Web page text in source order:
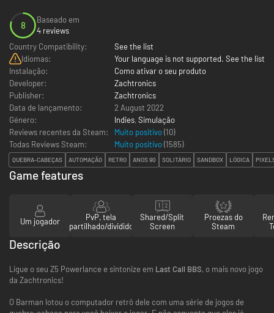
8
Baseado em
4 reviews
Country Compatibility:
See the list
Idiomas:
Your language is not supported. See the list
Instalação:
Como ativar o seu produto
Developer:
Zachtronics
Publisher:
Zachtronics
Data de lançamento:
2 August 2022
Género:
Indies, Simulação
Reviews recentes da Steam:
Muito positivo(10)
Todas Reviews Steam:
Muito positivo(1585)
QUEBRA-CABEÇAS AUTOMAÇÃO RETRO ANOS 90 SOLITÁRIO SANDBOX LÓGICA
Game features
Um jogador
PvP, tela
partilhado/dividido
Shared/Split
Screen
Proezas do
Steam
Descrição
Ligue o seu Z5 Powerlance e sintonize em Last Call BBS, o mais novo jogo
da Zachtronics!
O Barman lotou o computador retrô dele com uma série de jogos de